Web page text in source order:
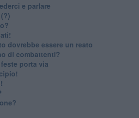
e parlare
dovrebbe essere un reato
di combattenti?
porta via